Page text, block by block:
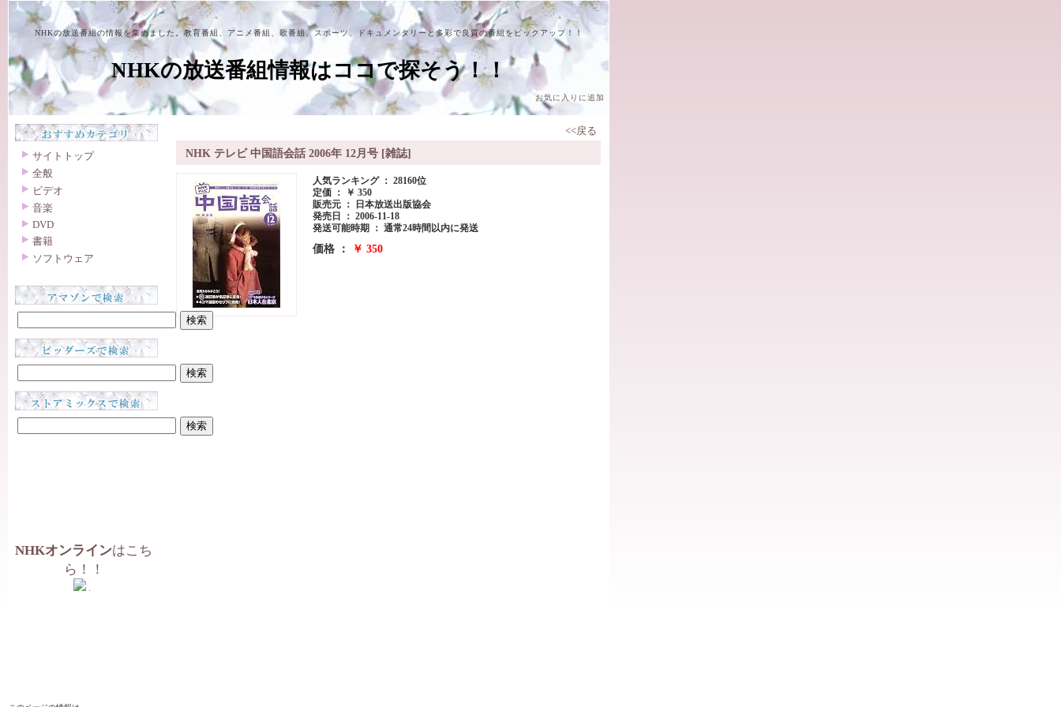
NHKの放送番組の情報を集めました。教育番組、アニメ番組、歌番組、スポーツ、ドキュメンタリーと多彩で良質の番組をピックアップ！！
NHKの放送番組情報はココで探そう！！
お気に入りに追加
<<戻る
NHK テレビ 中国語会話 2006年 12月号 [雑誌]
人気ランキング ： 28160位
定価 ： ￥ 350
販売元 ： 日本放送出版協会
発売日 ： 2006-11-18
発送可能時期 ： 通常24時間以内に発送
価格 ： ￥ 350
サイトトップ
全般
ビデオ
音楽
DVD
書籍
ソフトウェア
NHKオンラインはこち
ら！！